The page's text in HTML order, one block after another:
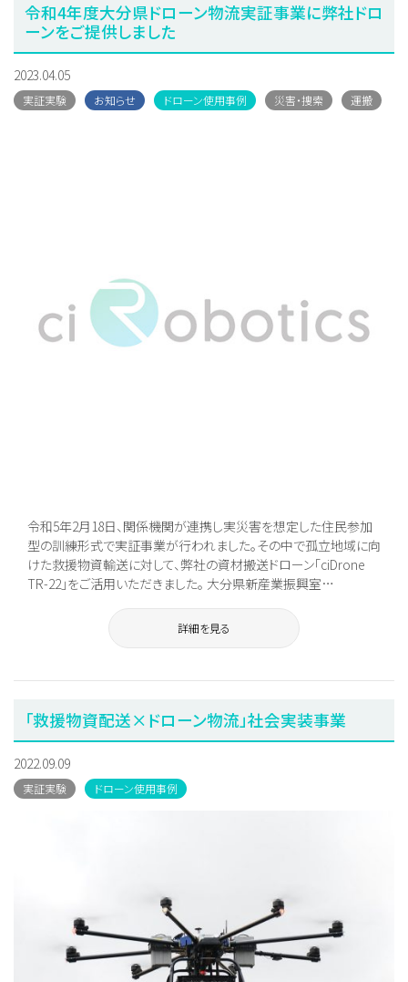
令和4年度大分県ドローン物流実証事業に弊社ドロ
ーンをご提供しました
2023.04.05
実証実験 お知らせ ドローン使用事例 災害・捜索 運搬
令和5年2月18日、関係機関が連携し実災害を想定した住民参加
型の訓練形式で実証事業が行われました。その中で孤立地域に向
けた救援物資輸送に対して、弊社の資材搬送ドローン「ciDrone
TR-22」をご活用いただきました。 大分県新産業振興室…
詳細を見る
「救援物資配送×ドローン物流」社会実装事業
2022.09.09
実証実験 ドローン使用事例